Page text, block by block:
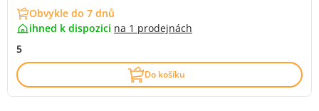
Obvykle do 7 dnů
ihned k dispozici na 1 prodejnách
5
Do košíku